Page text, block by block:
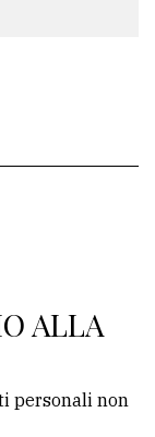
ALLA
personali non